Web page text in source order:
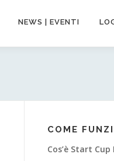
NEWS | EVENTI
COME
Cos’è Start Cup